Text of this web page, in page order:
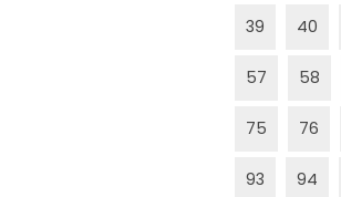
39 40
57 58
75 76
93 94